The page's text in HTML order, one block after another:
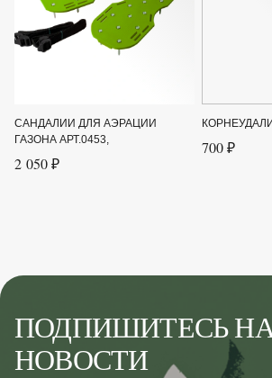
САНДАЛИИ ДЛЯ АЭРАЦИИ
ГАЗОНА АРТ.0453,
2 050 ₽
700 ₽
ПОДПИШИТЕСЬ
НОВОСТИ